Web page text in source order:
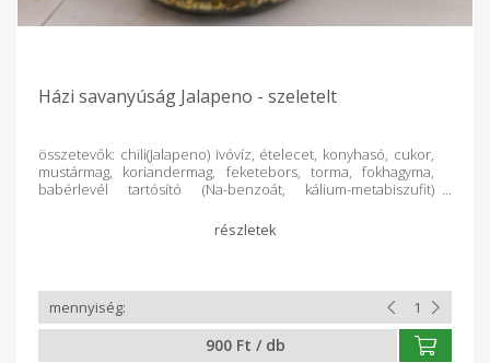
Házi savanyúság Jalapeno - szeletelt
összetevők: chili(Jalapeno) ivóvíz, ételecet, konyhasó, cukor,
mustármag, koriandermag, feketebors, torma, fokhagyma,
babérlevél tartósító (Na-benzoát, kálium-metabiszufit)
900 Ft / db